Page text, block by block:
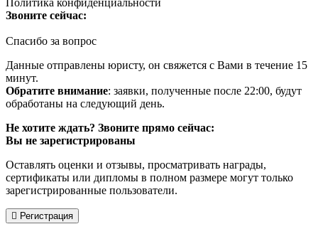
Звоните сейчас:
Спасибо за вопрос
Данные отправлены юристу, он свяжется с Вами в течение 15
минут.
Обратите внимание: заявки, полученные после 22:00, будут
обработаны на следующий день.
Не хотите ждать? Звоните прямо сейчас:
Вы не зарегистрированы
Оставлять оценки и отзывы, просматривать награды,
сертификаты или дипломы в полном размере могут только
зарегистрированные пользователи.
Регистрация